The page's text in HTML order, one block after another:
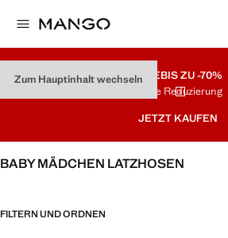
Zum Hauptinhalt wechselnSALEBIS ZU -70%
Letzte Reduzierung
JETZT KAUFEN
BABY MÄDCHEN LATZHOSEN
FILTERN UND ORDNEN